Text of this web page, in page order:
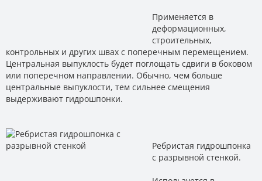
Применяется в
деформационных,
строительных,
контрольных и других швах с поперечным перемещением.
Центральная выпуклость будет поглощать сдвиги в боковом
или поперечном направлении. Обычно, чем больше
центральные выпуклости, тем сильнее смещения
выдерживают гидрошпонки.
Ребристая гидрошпонка
с разрывной стенкой.